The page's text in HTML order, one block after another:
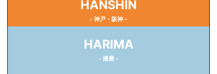
HANSHIN
- 神戸・阪神 -
HARIMA
- 播磨 -